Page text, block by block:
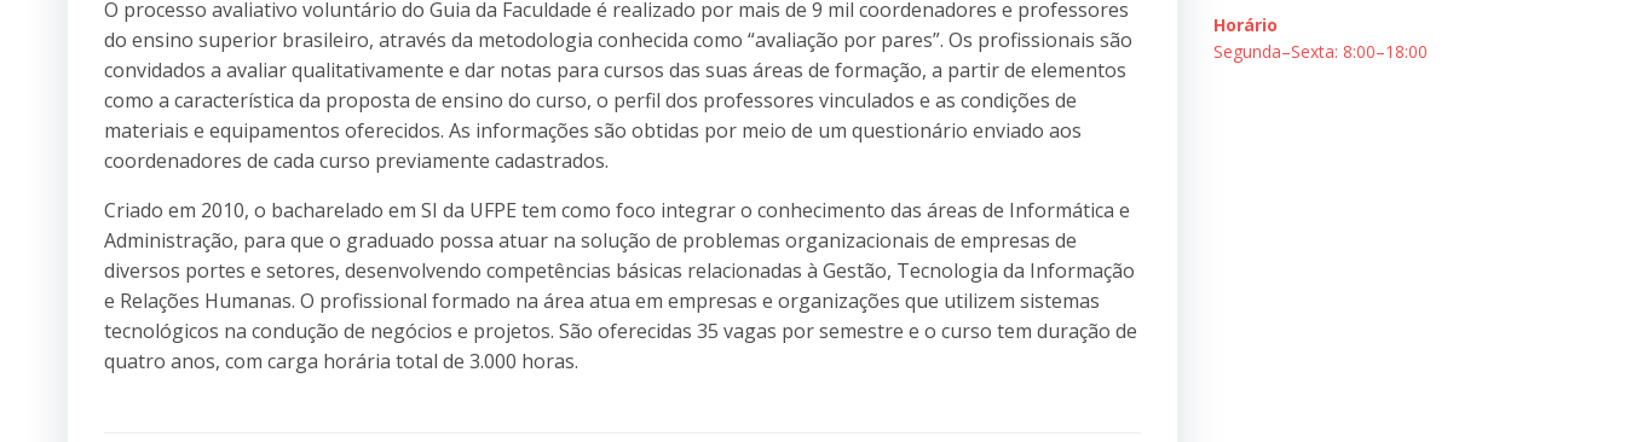
O processo avaliativo voluntário do Guia da Faculdade é realizado por mais de 9 mil coordenadores e professores
do ensino superior brasileiro, através da metodologia conhecida como “avaliação por pares”. Os profissionais são
convidados a avaliar qualitativamente e dar notas para cursos das suas áreas de formação, a partir de elementos
como a característica da proposta de ensino do curso, o perfil dos professores vinculados e as condições de
materiais e equipamentos oferecidos. As informações são obtidas por meio de um questionário enviado aos
coordenadores de cada curso previamente cadastrados.
Criado em 2010, o bacharelado em SI da UFPE tem como foco integrar o conhecimento das áreas de Informática e
Administração, para que o graduado possa atuar na solução de problemas organizacionais de empresas de
diversos portes e setores, desenvolvendo competências básicas relacionadas à Gestão, Tecnologia da Informação
e Relações Humanas. O profissional formado na área atua em empresas e organizações que utilizem sistemas
tecnológicos na condução de negócios e projetos. São oferecidas 35 vagas por semestre e o curso tem duração de
quatro anos, com carga horária total de 3.000 horas.
Horário
Segunda–Sexta: 8:00–18:00